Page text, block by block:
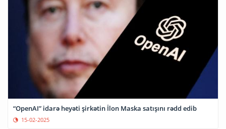
“OpenAI” idarə heyəti şirkətin İlon Maska satışını rədd edib
15-02-2025